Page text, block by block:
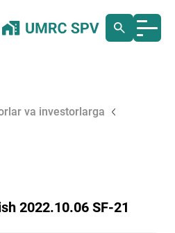
va investorlarga
2022.10.06 SF-21